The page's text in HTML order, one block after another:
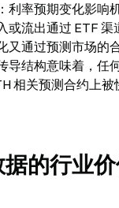
利率预期变化影响
或流出通过 ETF 渠
又通过预测市场的
导结构意味着，任
相关预测合约上被
的行业